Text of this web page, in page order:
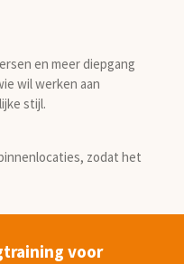
en meer diepgang
wil werken aan
stijl.
zodat het
voor